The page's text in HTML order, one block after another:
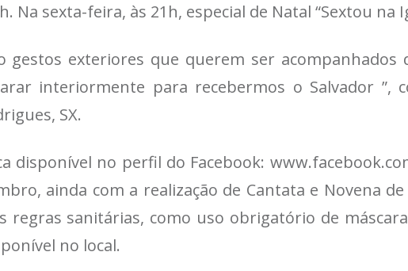
Na sexta-feira, às 21h, especial de Natal “Sextou na
gestos exteriores que querem ser
interiormente para recebermos o Salvador ”,
SX.
disponível no perfil do Facebook:
ainda com a realização de Cantata e Novena
sanitárias, como uso obrigatório de
no local.